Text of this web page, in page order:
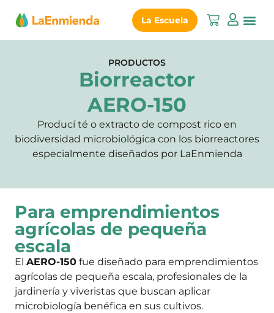
La Escuela
PRODUCTOS
Biorreactor
AERO-150
Producí té o extracto de compost rico en
biodiversidad microbiológica con los biorreactores
especialmente diseñados por LaEnmienda
Para emprendimientos
agrícolas de pequeña
escala
El AERO-150 fue diseñado para emprendimientos
agrícolas de pequeña escala, profesionales de la
jardinería y viveristas que buscan aplicar
microbiología benéfica en sus cultivos.